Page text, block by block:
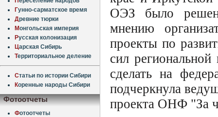
Гунно-сарматское время
Древние тюрки
Монгольская империя
Русская колонизация
Царская Сибирь
Территориальное деление
Статьи по истории Сибири
Коренные народы Сибири
Фотоотчеты
Фотоотчеты
ОЭЗ было
мнению
проекты по
сил
сделать на
подчеркнула
проекта ОНФ "За